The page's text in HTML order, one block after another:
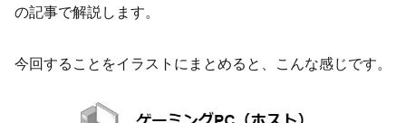
の記事で解説します。
今回することをイラストにまとめると、こんな感じです。